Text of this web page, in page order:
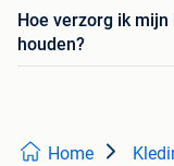
Hoe verzorg ik
houden?
Home